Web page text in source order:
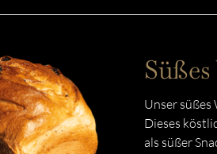
Unser süßes
Dieses
als süßer